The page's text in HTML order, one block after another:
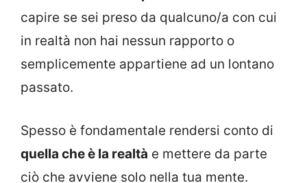
capire se sei preso da qualcuno/a con cui
in realtà non hai nessun rapporto o
semplicemente appartiene ad un lontano
passato.
Spesso è fondamentale rendersi conto di
quella che è la realtà e mettere da parte
ciò che avviene solo nella tua mente.